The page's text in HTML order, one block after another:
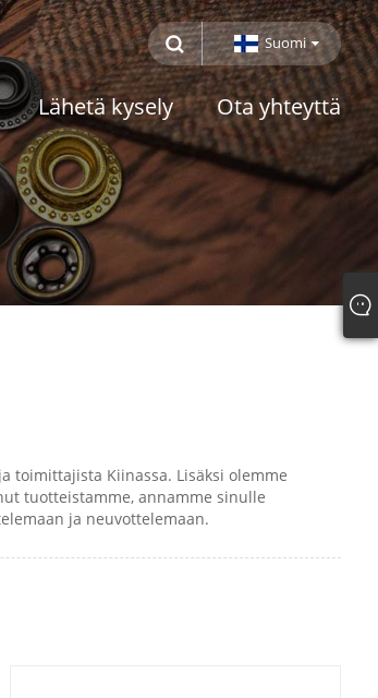
Suomi
Lähetä kysely Ota yhteyttä
toimittajista Kiinassa. Lisäksi olemme
tuotteistamme, annamme sinulle
ja neuvottelemaan.